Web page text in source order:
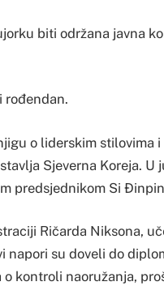
biti održana javna
rođendan.
o liderskim stilovima
Sjeverna Koreja. U
predsjednikom Si
Ričarda Niksona,
su doveli do
kontroli naoružanja,